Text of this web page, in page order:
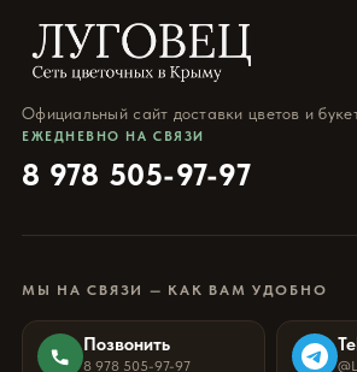
Официальный сайт доставки цветов и
ЕЖЕДНЕВНО НА СВЯЗИ
8 978 505-97-97
МЫ НА СВЯЗИ — КАК ВАМ УДОБНО
Позвонить
8 978 505-97-97